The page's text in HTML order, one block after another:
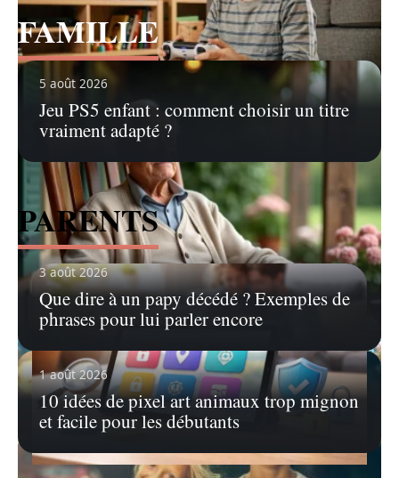
5 août 2026
Jeu PS5 enfant : comment choisir un titre
vraiment adapté ?
1 août 2026
10 idées de pixel art animaux trop mignon
et facile pour les débutants
FAMILLE
3 août 2026
Que dire à un papy décédé ? Exemples de
phrases pour lui parler encore
Voir tous les articles
PARENTS